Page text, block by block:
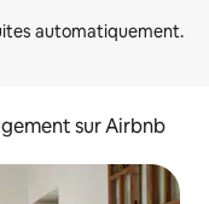
sur Airbnb